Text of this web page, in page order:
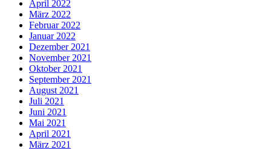
April 2022
März 2022
Februar 2022
Januar 2022
Dezember 2021
November 2021
Oktober 2021
September 2021
August 2021
Juli 2021
Juni 2021
Mai 2021
April 2021
März 2021